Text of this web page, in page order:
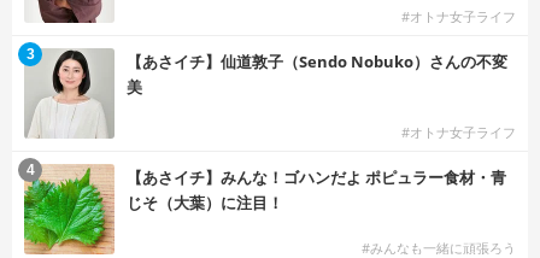
#オトナ女子ライフ
【あさイチ】仙道敦子（Sendo Nobuko）さんの不変
美
#オトナ女子ライフ
3
【あさイチ】みんな！ゴハンだよ ポピュラー食材・青
じそ（大葉）に注目！
#みんなも一緒に頑張ろう
4